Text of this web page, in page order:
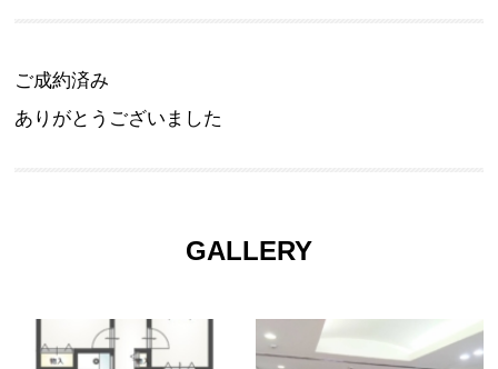
ご成約済み
ありがとうございました
GALLERY